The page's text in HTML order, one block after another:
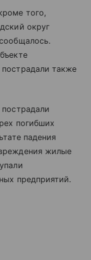
того,
округ
также
погибших
падения
жилые
предприятий.